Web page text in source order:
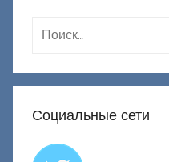
Социальные сети